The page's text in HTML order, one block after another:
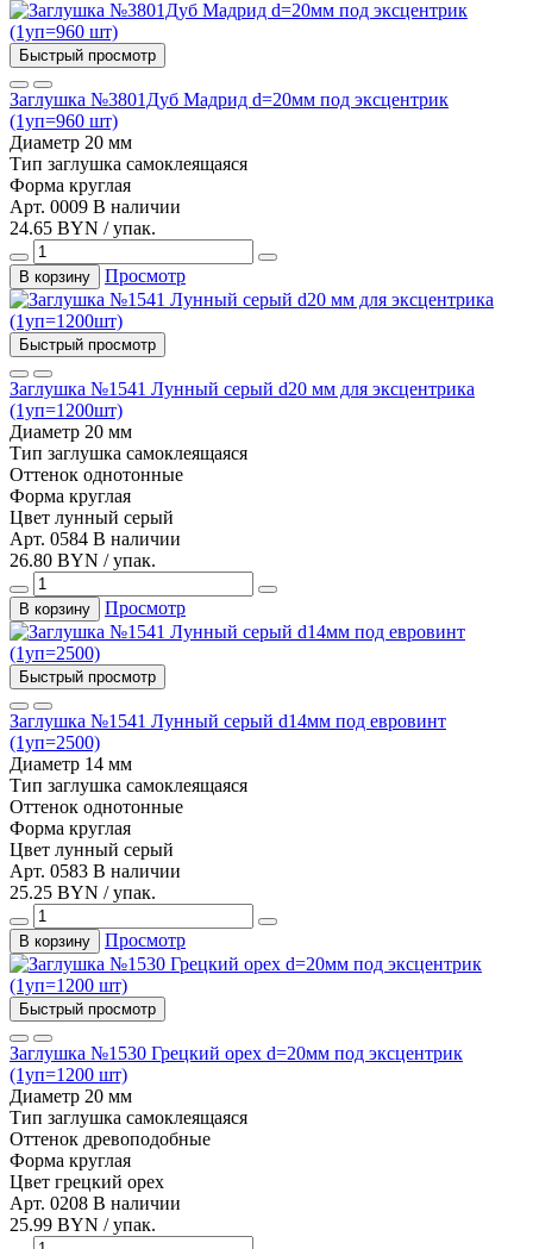
Быстрый просмотр
Заглушка №3801Дуб Мадрид d=20мм под эксцентрик
(1уп=960 шт)
Диаметр 20 мм
Тип заглушка самоклеящаяся
Форма круглая
Арт. 0009 В наличии
24.65 BYN / упак.
В корзину Просмотр
Быстрый просмотр
Заглушка №1541 Лунный серый d20 мм для эксцентрика
(1уп=1200шт)
Диаметр 20 мм
Тип заглушка самоклеящаяся
Оттенок однотонные
Форма круглая
Цвет лунный серый
Арт. 0584 В наличии
26.80 BYN / упак.
В корзину Просмотр
Быстрый просмотр
Заглушка №1541 Лунный серый d14мм под евровинт
(1уп=2500)
Диаметр 14 мм
Тип заглушка самоклеящаяся
Оттенок однотонные
Форма круглая
Цвет лунный серый
Арт. 0583 В наличии
25.25 BYN / упак.
В корзину Просмотр
Быстрый просмотр
Заглушка №1530 Грецкий орех d=20мм под эксцентрик
(1уп=1200 шт)
Диаметр 20 мм
Тип заглушка самоклеящаяся
Оттенок древоподобные
Форма круглая
Цвет грецкий орех
Арт. 0208 В наличии
25.99 BYN / упак.